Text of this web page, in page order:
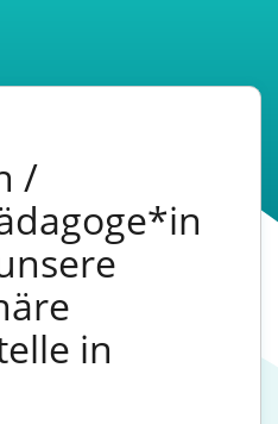
/
in